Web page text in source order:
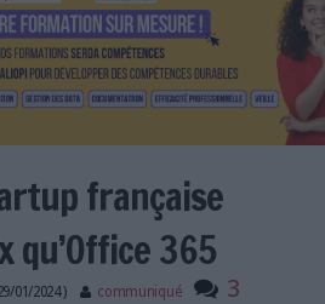
française
qu’Office 365
01/2024) communiqué 3